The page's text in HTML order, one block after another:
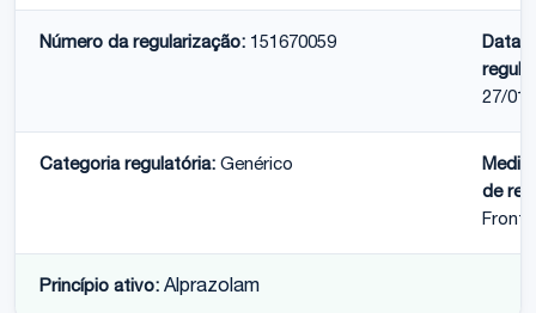
Número da regularização: 151670059
Data
27/01/
Categoria regulatória: Genérico
de
Princípio ativo: Alprazolam